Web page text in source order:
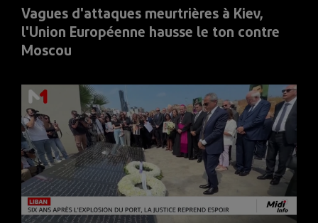
Vagues d'attaques meurtrières à Kiev,
l'Union Européenne hausse le ton contre
Moscou